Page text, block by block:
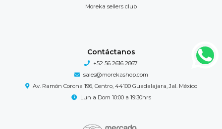
Moreka sellers club
Contáctanos
+52 56 2616 2867
sales@morekashop.com
Av. Ramón Corona 196, Centro, 44100 Guadalajara, Jal. México
Lun a Dom 10:00 a 19:30hrs